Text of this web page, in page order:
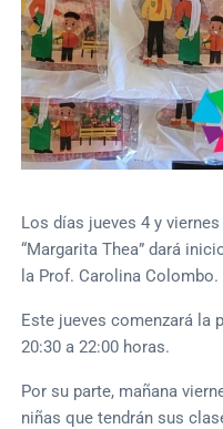
Los días jueves 4 y
“Margarita Thea” dará
la Prof. Carolina Colombo.
Este jueves comenzará la
20:30 a 22:00 horas.
Por su parte, mañana
niñas que tendrán sus